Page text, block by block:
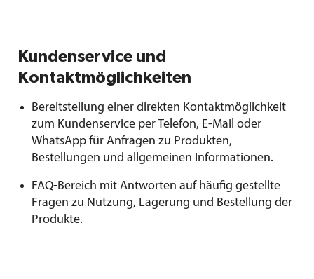
Kundenservice und
Kontaktmöglichkeiten
Bereitstellung einer direkten Kontaktmöglichkeit
zum Kundenservice per Telefon, E-Mail oder
WhatsApp für Anfragen zu Produkten,
Bestellungen und allgemeinen Informationen.
FAQ-Bereich mit Antworten auf häufig gestellte
Fragen zu Nutzung, Lagerung und Bestellung der
Produkte.